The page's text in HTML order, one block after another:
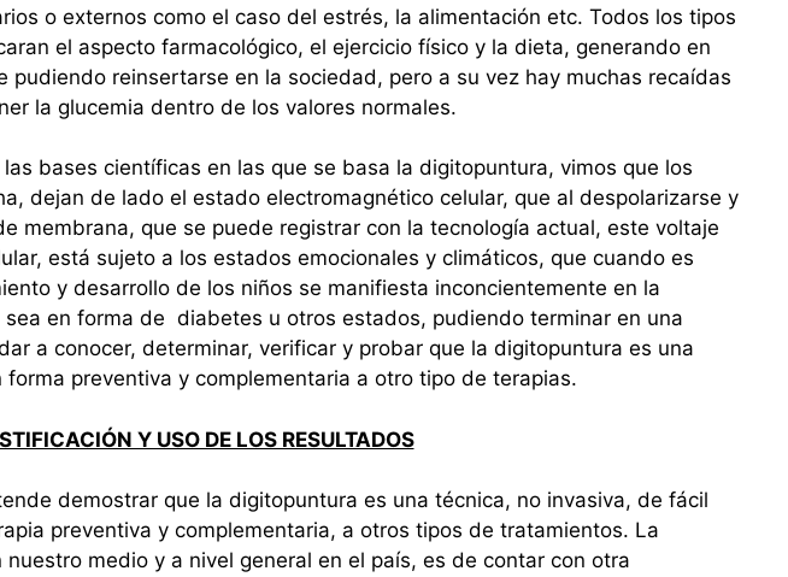
o externos como el caso del estrés, la alimentación etc. Todos los tipos
el aspecto farmacológico, el ejercicio físico y la dieta, generando en
pudiendo reinsertarse en la sociedad, pero a su vez hay muchas recaídas
la glucemia dentro de los valores normales.
bases científicas en las que se basa la digitopuntura, vimos que los
dejan de lado el estado electromagnético celular, que al despolarizarse y
membrana, que se puede registrar con la tecnología actual, este voltaje
está sujeto a los estados emocionales y climáticos, que cuando es
y desarrollo de los niños se manifiesta inconcientemente en la
en forma de diabetes u otros estados, pudiendo terminar en una
a conocer, determinar, verificar y probar que la digitopuntura es una
preventiva y complementaria a otro tipo de terapias.
Y USO DE LOS RESULTADOS
demostrar que la digitopuntura es una técnica, no invasiva, de fácil
preventiva y complementaria, a otros tipos de tratamientos. La
medio y a nivel general en el país, es de contar con otra